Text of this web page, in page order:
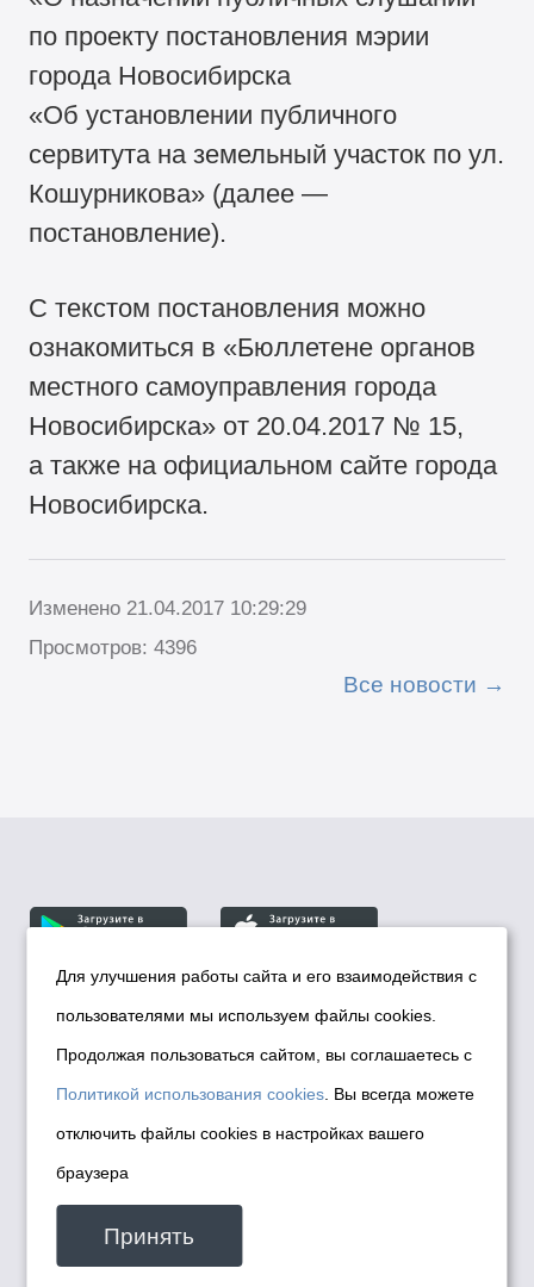
по проекту постановления мэрии
города Новосибирска
«Об установлении публичного
сервитута на земельный участок по ул.
Кошурникова» (далее —
постановление).
С текстом постановления можно
ознакомиться в «Бюллетене органов
местного самоуправления города
Новосибирска» от 20.04.2017 № 15,
а также на официальном сайте города
Новосибирска.
Изменено 21.04.2017 10:29:29
Просмотров: 4396
Все новости
© Департамент информационной политики мэрии
города Новосибирска, 2026
Политика использования Cookies
Политика по обработке персональных
данных в информационных системах
мэрии города Новосибирска
Техническая поддержка сайта -
malinchukvl@mail.ru
Для улучшения работы сайта и его взаимодействия с
пользователями мы используем файлы cookies.
Продолжая пользоваться сайтом, вы соглашаетесь с
Политикой использования cookies . Вы всегда можете
отключить файлы cookies в настройках вашего
браузера
Принять